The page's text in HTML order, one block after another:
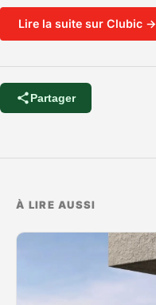
Lire la suite sur Clubic →
Partager
À LIRE AUSSI